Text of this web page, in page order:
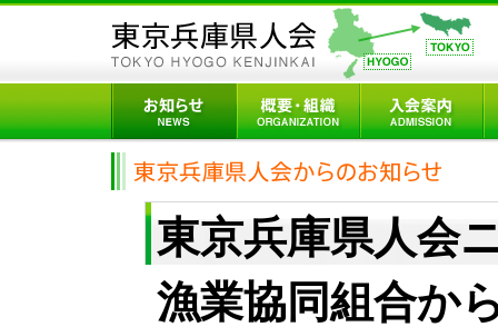
東京兵庫県人会
漁業協同組合か